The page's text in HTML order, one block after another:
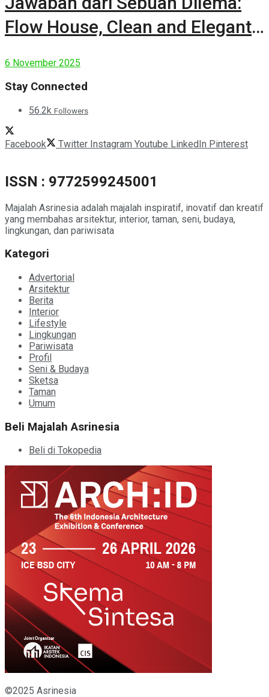
Flow House, Clean and Elegant
6 November 2025
Stay Connected
56.2k Followers
Facebook Twitter Instagram Youtube LinkedIn Pinterest
ISSN : 9772599245001
Majalah Asrinesia adalah majalah inspiratif, inovatif dan kreatif
yang membahas arsitektur, interior, taman, seni, budaya,
lingkungan, dan pariwisata
Kategori
Advertorial
Arsitektur
Berita
Interior
Lifestyle
Lingkungan
Pariwisata
Profil
Seni & Budaya
Sketsa
Taman
Umum
Beli Majalah Asrinesia
Beli di Tokopedia
©2025 Asrinesia